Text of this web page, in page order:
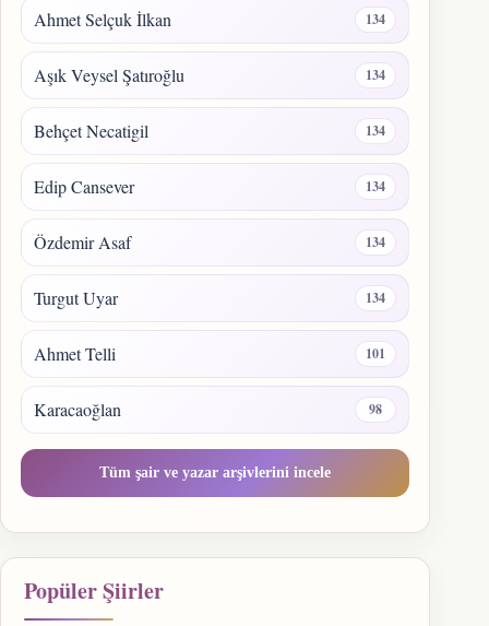
Ahmet Selçuk İlkan 134
Aşık Veysel Şatıroğlu 134
Behçet Necatigil 134
Edip Cansever 134
Özdemir Asaf 134
Turgut Uyar 134
Ahmet Telli 101
Karacaoğlan 98
Tüm şair ve yazar arşivlerini incele
Popüler Şiirler